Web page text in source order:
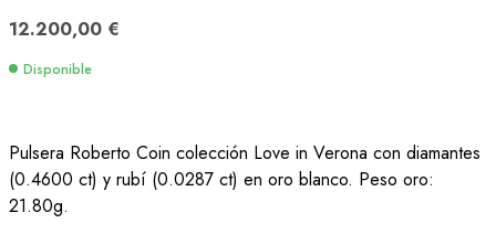
12.200,00 €
Disponible
Pulsera Roberto Coin colección Love in Verona con diamantes
(0.4600 ct) y rubí (0.0287 ct) en oro blanco. Peso oro:
21.80g.